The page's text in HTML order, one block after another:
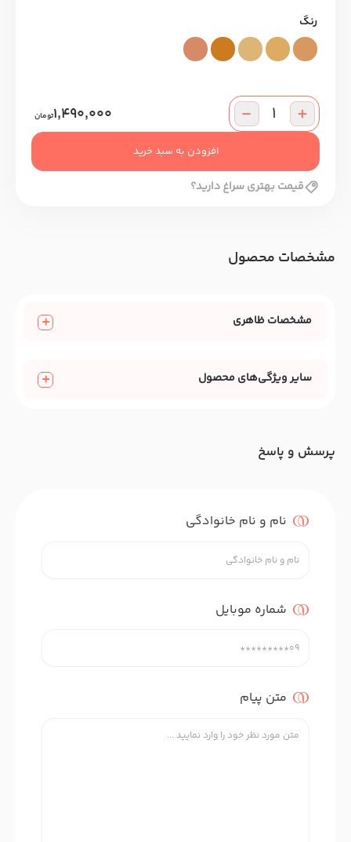
رنگ
1,490,000تومان
افزودن به سبد خرید
قیمت بهتری سراغ دارید؟
مشخصات محصول
مشخصات ظاهری
سایر ویژگی‌های محصول
پرسش و پاسخ
نام و نام خانوادگی
شماره موبایل
متن پیام